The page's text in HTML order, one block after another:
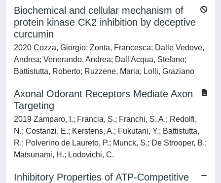
Biochemical and cellular mechanism of
protein kinase CK2 inhibition by deceptive
curcumin
2020 Cozza, Giorgio; Zonta, Francesca; Dalle Vedove,
Andrea; Venerando, Andrea; Dall'Acqua, Stefano;
Battistutta, Roberto; Ruzzene, Maria; Lolli, Graziano
Axonal Odorant Receptors Mediate Axon
Targeting
2019 Zamparo, I.; Francia, S.; Franchi, S. A.; Redolfi,
N.; Costanzi, E.; Kerstens, A.; Fukutani, Y.; Battistutta,
R.; Polverino de Laureto, P.; Munck, S.; De Strooper, B.;
Matsunami, H.; Lodovichi, C.
Inhibitory Properties of ATP-Competitive